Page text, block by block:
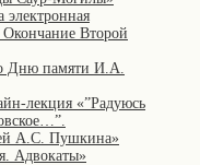
электронная
Второй
Дню памяти И.А.
лекция «”Радуюсь
А.С. Пушкина»
Адвокаты»